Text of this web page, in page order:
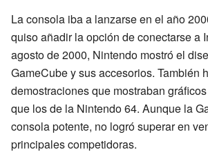
La consola iba a lanzarse en el año
quiso añadir la opción de conectarse a
agosto de 2000, Nintendo mostró el
GameCube y sus accesorios. También
demostraciones que mostraban
que los de la Nintendo 64. Aunque la
consola potente, no logró superar en
principales competidoras.